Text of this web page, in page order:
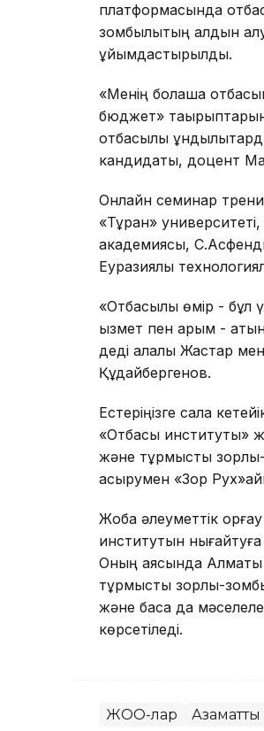
платформасында
зомбылықтың алдын
ұйымдастырылды.
«Менің болашақ
бюджет»
отбасылық
кандидаты, доцент
Онлайн семинар
«Тұран»
академиясы,
Еуразиялық
«Отбасылық өмір -
қызмет пен қарым -
деді қалалық Жастар
Құдайбергенов.
Естеріңізге сала
«Отбасы институты»
және тұрмыстық
асырумен «Зор
Жоба әлеуметтік
институтын
Оның аясында Алматы
тұрмыстық зорлық-
және басқа да
көрсетіледі.
ЖОО-лар